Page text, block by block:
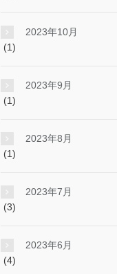
2023年10月
(1)
2023年9月
(1)
2023年8月
(1)
2023年7月
(3)
2023年6月
(4)